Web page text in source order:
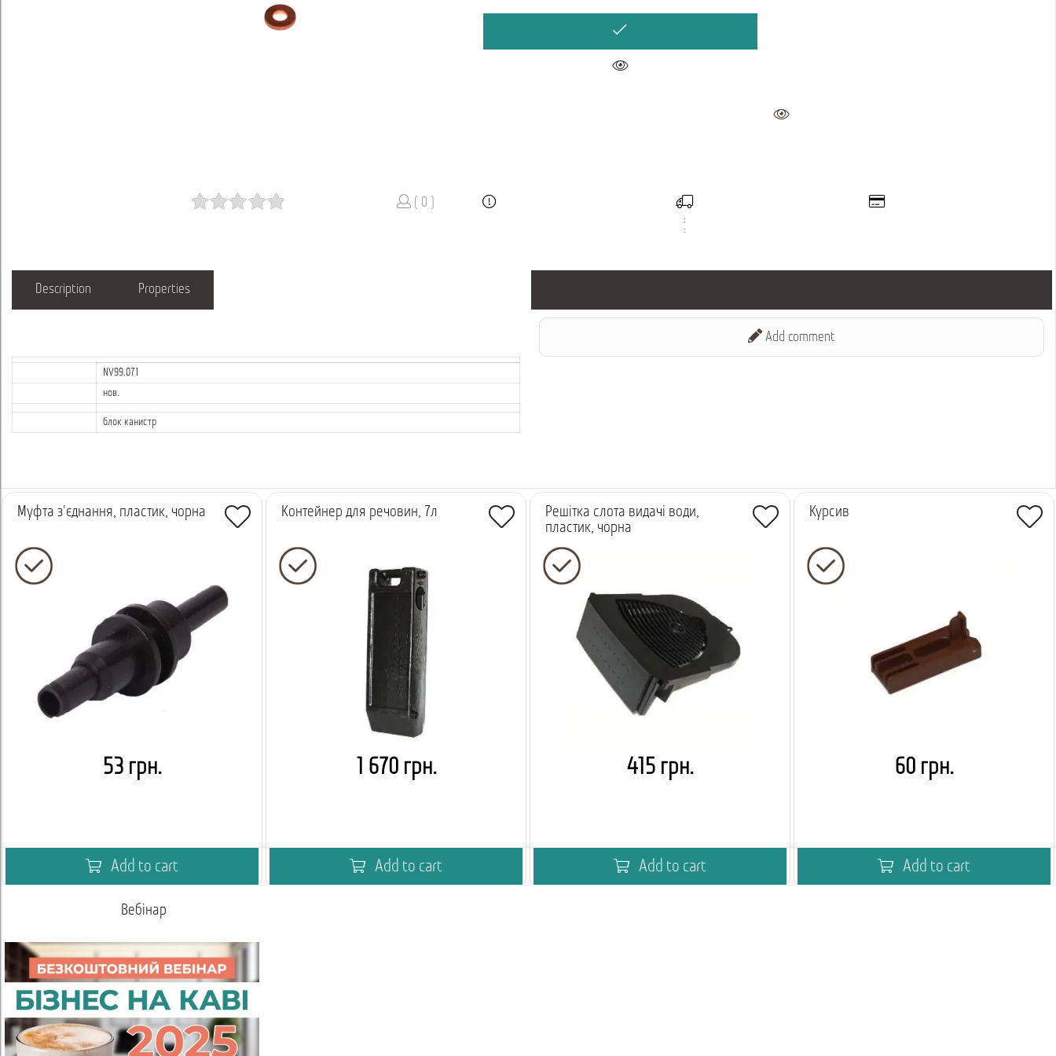
( 0 )
:
:
Description Properties
NV99.071
нов.
блок канистр
Add comment
Муфта з'єднання, пластик, чорна
53 грн.
Add to cart
Контейнер для речовин, 7л
1 670 грн.
Add to cart
Решітка слота видачі води,
пластик, чорна
415 грн.
Add to cart
Курсив
60 грн.
Add to cart
Вебінар